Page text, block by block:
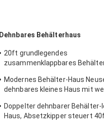
Dehnbares Behälterhaus
20ft grundlegendes
zusammenklappbares
Gebäude
Modernes Behälter-Haus
dehnbares kleines Haus mit
Doppelter dehnbarer Behälter-
Haus, Absetzkipper steuert